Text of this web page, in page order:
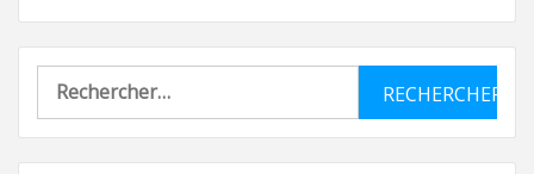
Rechercher :